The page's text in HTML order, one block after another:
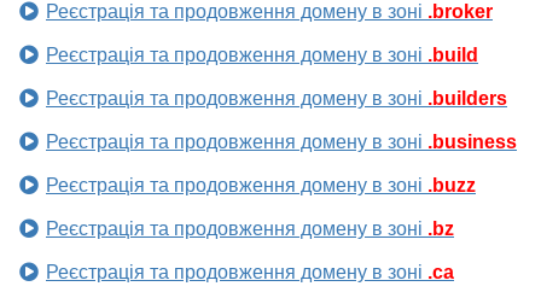
Реєстрація та продовження домену в зоні .broker
Реєстрація та продовження домену в зоні .build
Реєстрація та продовження домену в зоні .builders
Реєстрація та продовження домену в зоні .business
Реєстрація та продовження домену в зоні .buzz
Реєстрація та продовження домену в зоні .bz
Реєстрація та продовження домену в зоні .ca